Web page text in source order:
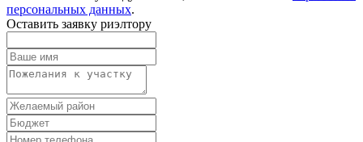
персональных данных.
Оставить заявку риэлтору